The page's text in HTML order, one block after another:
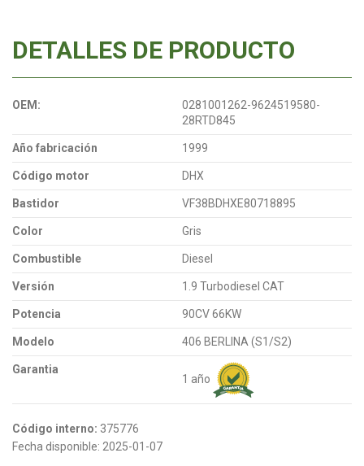
DETALLES DE PRODUCTO
OEM:
0281001262-9624519580-
28RTD845
Año fabricación 1999
Código motor DHX
Bastidor VF38BDHXE80718895
Color Gris
Combustible Diesel
Versión 1.9 Turbodiesel CAT
Potencia 90CV 66KW
Modelo 406 BERLINA (S1/S2)
Garantia
1 año
Código interno: 375776
Fecha disponible: 2025-01-07